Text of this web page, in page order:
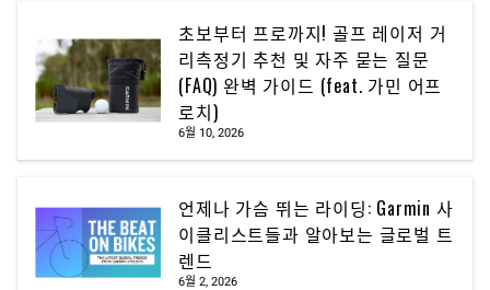
초보부터 프로까지! 골프 레이저 거
리측정기 추천 및 자주 묻는 질문
(FAQ) 완벽 가이드 (feat. 가민 어프
로치)
6월 10, 2026
언제나 가슴 뛰는 라이딩: Garmin 사
이클리스트들과 알아보는 글로벌 트
렌드
6월 2, 2026